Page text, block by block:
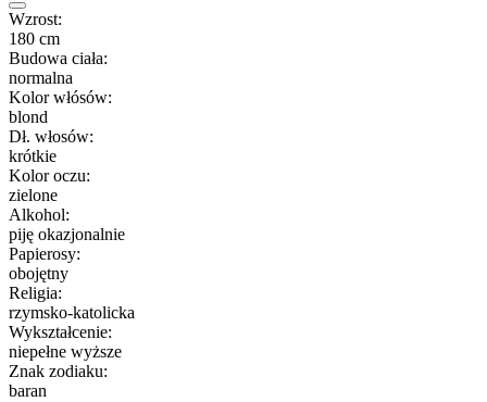
Wzrost:
180 cm
Budowa ciała:
normalna
Kolor włósów:
blond
Dł. włosów:
krótkie
Kolor oczu:
zielone
Alkohol:
piję okazjonalnie
Papierosy:
obojętny
Religia:
rzymsko-katolicka
Wykształcenie:
niepełne wyższe
Znak zodiaku:
baran